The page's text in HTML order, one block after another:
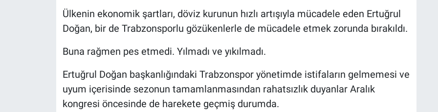
Ülkenin ekonomik şartları, döviz kurunun hızlı artışıyla mücadele eden Ertuğrul
Doğan, bir de Trabzonsporlu gözükenlerle de mücadele etmek zorunda bırakıldı.
Buna rağmen pes etmedi. Yılmadı ve yıkılmadı.
Ertuğrul Doğan başkanlığındaki Trabzonspor yönetimde istifaların gelmemesi ve
uyum içerisinde sezonun tamamlanmasından rahatsızlık duyanlar Aralık
kongresi öncesinde de harekete geçmiş durumda.